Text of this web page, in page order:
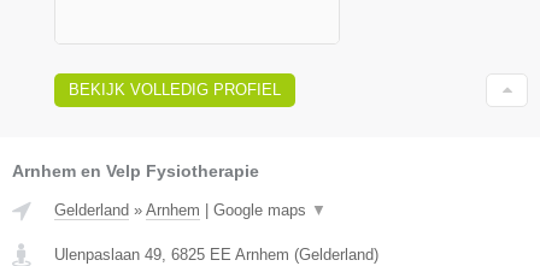
BEKIJK VOLLEDIG PROFIEL
Arnhem en Velp Fysiotherapie
Gelderland » Arnhem Google maps ▼
Ulenpaslaan 49, 6825 EE Arnhem (Gelderland)